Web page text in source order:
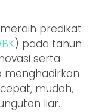
predikat
) pada tahun
serta
menghadirkan
mudah,
liar.